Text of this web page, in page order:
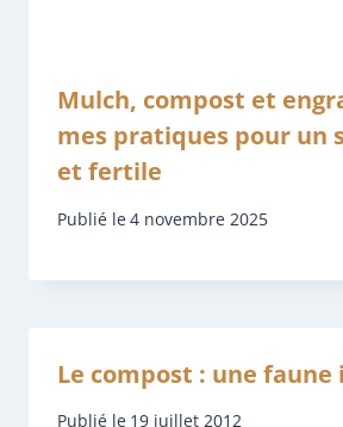
Mulch, compost et
mes pratiques pour un
et fertile
Publié le4 novembre 2025
Le compost : une faune
Publié le 19 juillet 2012